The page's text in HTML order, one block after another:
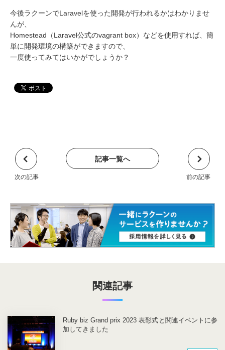
今後ラクーンでLaravelを使った開発が行われるかはわかりませ
んが、
Homestead（Laravel公式のvagrant box）などを使用すれば、簡
単に開発環境の構築ができますので、
一度使ってみてはいかがでしょうか？
記事一覧へ
関連記事
Ruby biz Grand prix 2023 表彰式と関連イベントに参
加してきました